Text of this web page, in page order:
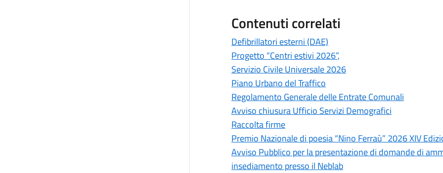
Contenuti correlati
Defibrillatori esterni (DAE)
Progetto “Centri estivi 2026”,
Servizio Civile Universale 2026
Piano Urbano del Traffico
Regolamento Generale delle Entrate Comunali
Avviso chiusura Ufficio Servizi Demografici
Raccolta firme
Premio Nazionale di poesia “Nino Ferraù” 2026 XIV
Avviso Pubblico per la presentazione di domande di
insediamento presso il Neblab